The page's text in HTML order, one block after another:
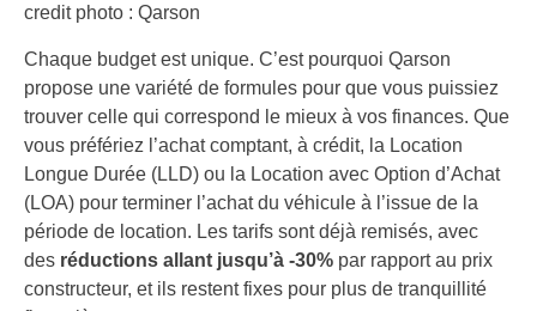
credit photo : Qarson
Chaque budget est unique. C’est pourquoi Qarson
propose une variété de formules pour que vous puissiez
trouver celle qui correspond le mieux à vos finances. Que
vous préfériez l’achat comptant, à crédit, la Location
Longue Durée (LLD) ou la Location avec Option d’Achat
(LOA) pour terminer l’achat du véhicule à l’issue de la
période de location. Les tarifs sont déjà remisés, avec
des réductions allant jusqu’à -30% par rapport au prix
constructeur, et ils restent fixes pour plus de tranquillité